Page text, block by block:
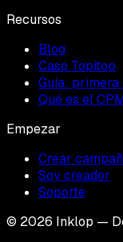
Recursos
Blog
Caso Topitop
Guía: primera
Qué es el
Empezar
Crear
Soy creador
Soporte
© 2026 Inklop —